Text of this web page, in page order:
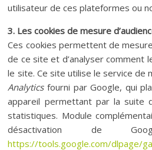
utilisateur de ces plateformes ou
3. Les cookies de mesure
Ces cookies permettent de
de ce site et d’analyser comment
le site. Ce site utilise le service de
Analyticsfourni par Google, qui
appareil permettant par la suite
statistiques. Module
désactivation de
https://tools.google.com/dlpage/